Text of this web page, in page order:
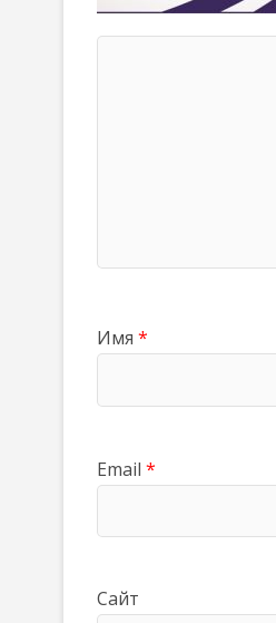
Имя *
Email *
Сайт